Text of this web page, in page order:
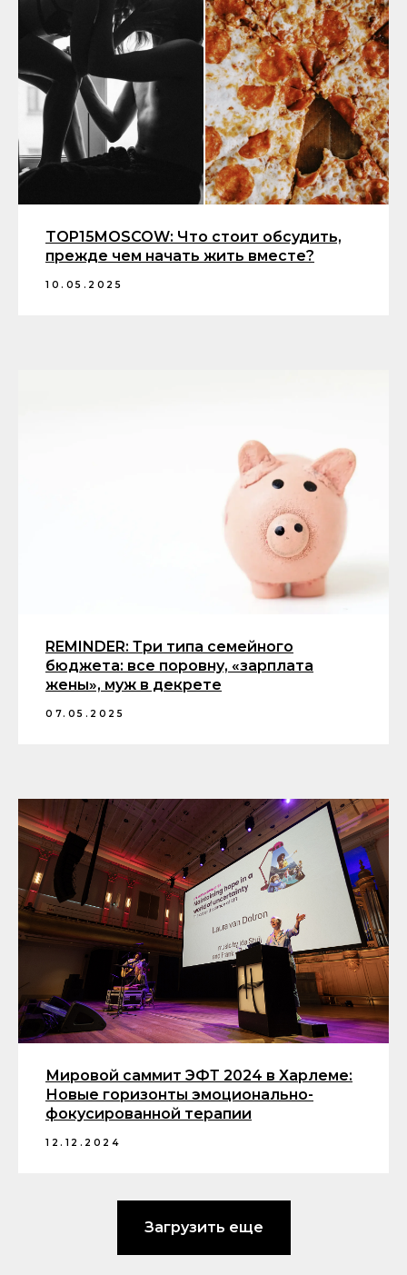
TOP15MOSCOW: Что стоит обсудить,
прежде чем начать жить вместе?
10.05.2025
REMINDER: Три типа семейного
бюджета: все поровну, «зарплата
жены», муж в декрете
07.05.2025
Мировой саммит ЭФТ 2024 в Харлеме:
Новые горизонты эмоционально-
фокусированной терапии
12.12.2024
Загрузить еще